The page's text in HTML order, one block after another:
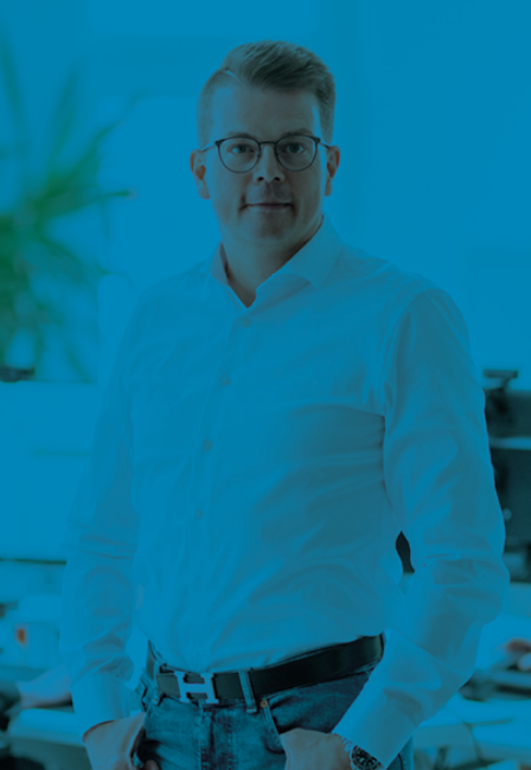
Zeit, indem Du ein kompetentes
aufbaust, das Verantwortung
und Dich im Tagesgeschäft entlastet.
Stabile Prozesse und Strukturen
Etabliere klare und effiziente Abläufe, die ohne
Produktivität Deines Unternehmens steigern.
Nachhaltiges Wachstum
Schaffe Voraussetzungen für
Wachstum, indem Du gute
entwickelst, die Dein Unternehmen
Praxisorientierte Unterstützung
Erhalte praktische Anleitungen,